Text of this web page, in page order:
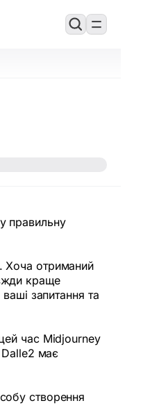
правильну
Хоча отриманий
краще
ваші запитання та
час Midjourney
Dalle2 має
створення